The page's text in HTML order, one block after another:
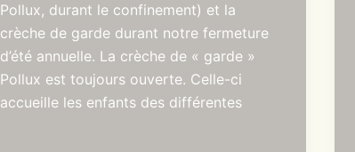
Pollux, durant le confinement) et la
crèche de garde durant notre fermeture
d’été annuelle. La crèche de « garde »
Pollux est toujours ouverte. Celle-ci
accueille les enfants des différentes